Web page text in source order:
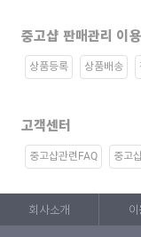
중고샵 판매관리 이
상품등록 상품배송
고객센터
중고샵관련FAQ 중고
회사소개